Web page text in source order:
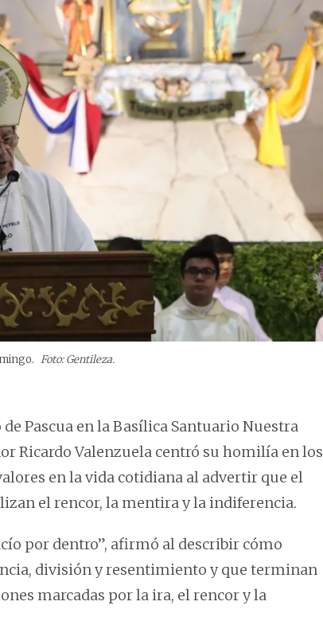
Foto: Gentileza.
Pascua en la Basílica Santuario Nuestra
Ricardo Valenzuela centró su homilía en los
en la vida cotidiana al advertir que el
el rencor, la mentira y la indiferencia.
por dentro”, afirmó al describir cómo
división y resentimiento y que terminan
marcadas por la ira, el rencor y la